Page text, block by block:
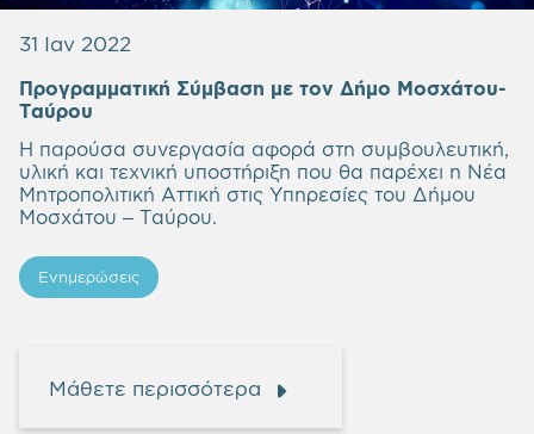
31 Ιαν 2022
Προγραμματική Σύμβαση με τον Δήμο Mοσχάτου-
Ταύρου
Η παρούσα συνεργασία αφορά στη συμβουλευτική,
υλική και τεχνική υποστήριξη που θα παρέχει η Νέα
Μητροπολιτική Αττική στις Υπηρεσίες του Δήμου
Μοσχάτου – Ταύρου.
Ενημερώσεις
Μάθετε περισσότερα